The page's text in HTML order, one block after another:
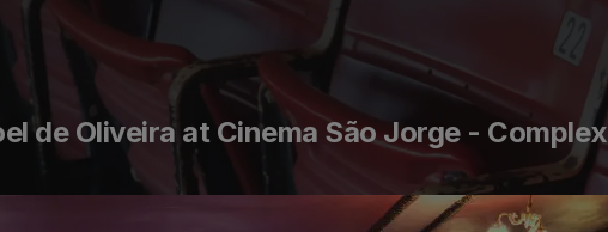
de Oliveira at Cinema São Jorge - Complex